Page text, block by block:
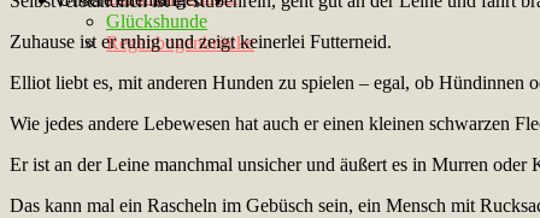
Glückshunde
Regenbogenbrücke
Zuhause ist er ruhig und zeigt keinerlei Futterneid.
Elliot liebt es, mit anderen Hunden zu spielen – egal, ob Hündinnen
Wie jedes andere Lebewesen hat auch er einen kleinen schwarzen
Er ist an der Leine manchmal unsicher und äußert es in Murren oder
Das kann mal ein Rascheln im Gebüsch sein, ein Mensch mit